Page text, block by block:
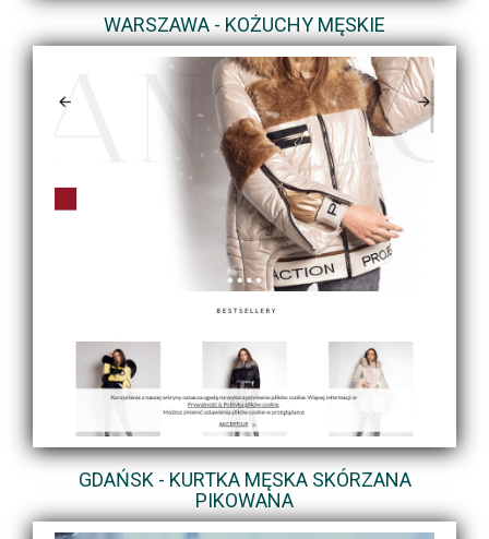
WARSZAWA - KOŻUCHY MĘSKIE
GDAŃSK - KURTKA MĘSKA SKÓRZANA
PIKOWANA